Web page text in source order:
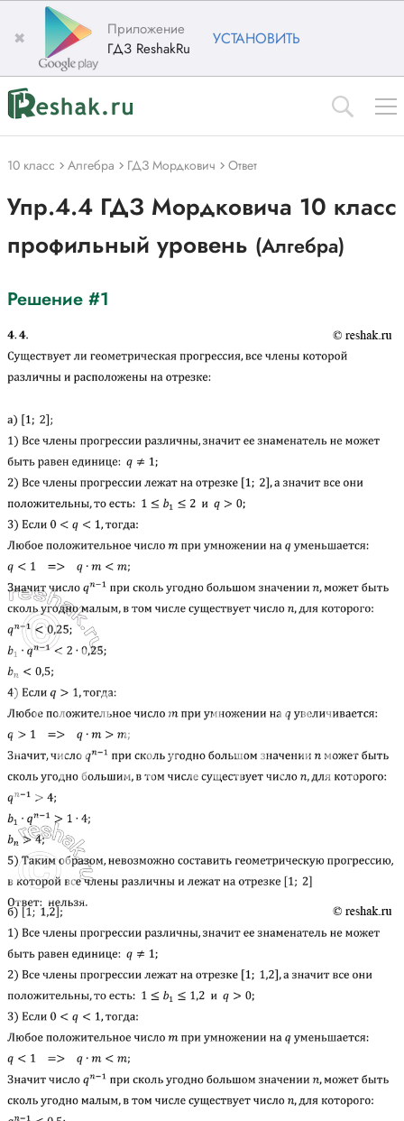
✖
Приложение
ГДЗ ReshakRu
УСТАНОВИТЬ
10 класс Алгебра ГДЗ Мордкович Ответ
Упр.4.4 ГДЗ Мордковича 10 класс
профильный уровень (Алгебра)
Решение #1